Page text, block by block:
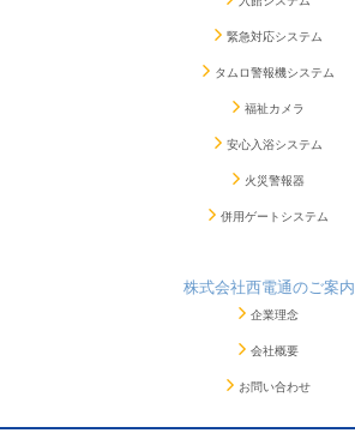
緊急対応システム
タムロ警報機システム
福祉カメラ
安心入浴システム
火災警報器
併用ゲートシステム
株式会社西電通のご案内
企業理念
会社概要
お問い合わせ